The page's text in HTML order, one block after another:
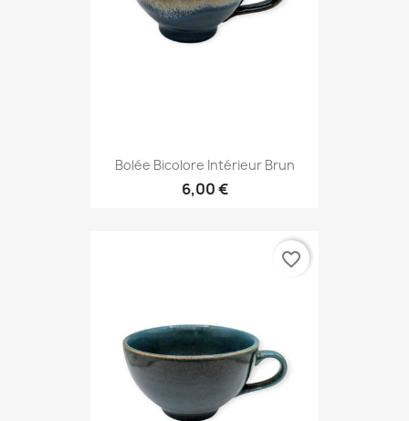
Bolée Bicolore Intérieur Brun
6,00 €
favorite_border